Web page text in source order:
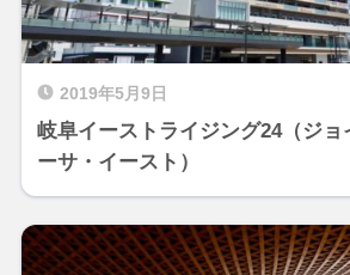
2019年5月9日
岐阜イーストライジング24（ジョ
ーサ・イースト）